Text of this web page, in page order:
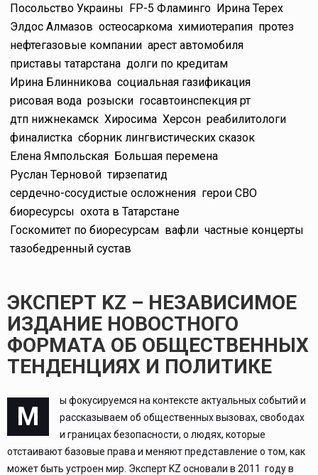
Посольство Украины FP-5 Фламинго Ирина Терех
Элдос Алмазов остеосаркома химиотерапия протез
нефтегазовые компании арест автомобиля
приставы татарстана долги по кредитам
Ирина Блинникова социальная газификация
рисовая вода розыски госавтоинспекция рт
дтп нижнекамск Хиросима Херсон реабилитологи
финалистка сборник лингвистических сказок
Елена Ямпольская Большая перемена
Руслан Терновой тирзепатид
сердечно-сосудистые осложнения герои СВО
биоресурсы охота в Татарстане
Госкомитет по биоресурсам вафли частные концерты
тазобедренный сустав
ЭКСПЕРТ KZ – НЕЗАВИСИМОЕ
ИЗДАНИЕ НОВОСТНОГО
ФОРМАТА ОБ ОБЩЕСТВЕННЫХ
ТЕНДЕНЦИЯХ И ПОЛИТИКЕ
М
ы фокусируемся на контексте актуальных событий и
рассказываем об общественных вызовах, свободах
и границах безопасности, о людях, которые
отстаивают базовые права и меняют представление о том, как
может быть устроен мир. Эксперт KZ основали в 2011 году в